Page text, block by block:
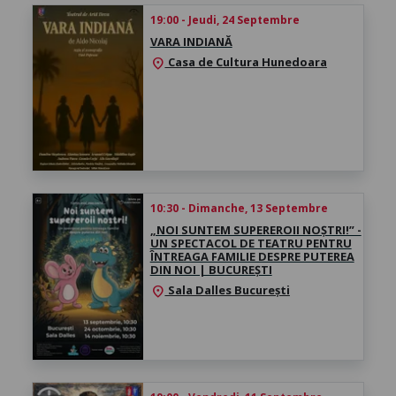
19:00 - Jeudi, 24 Septembre
VARA INDIANĂ
location_on Casa de Cultura Hunedoara
10:30 - Dimanche, 13 Septembre
„NOI SUNTEM SUPEREROII NOȘTRI!” -
UN SPECTACOL DE TEATRU PENTRU
ÎNTREAGA FAMILIE DESPRE PUTEREA
DIN NOI | BUCUREȘTI
location_on Sala Dalles București